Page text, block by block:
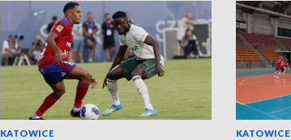
KATOWICE KATOWICE